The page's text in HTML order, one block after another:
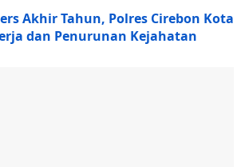
Akhir Tahun, Polres Cirebon Kota
dan Penurunan Kejahatan